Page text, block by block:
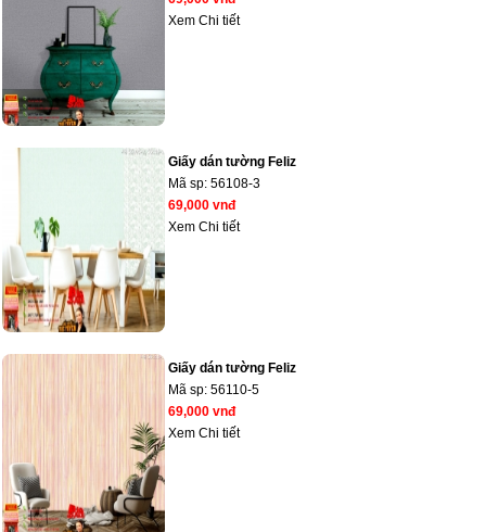
Xem Chi tiết
Giấy dán tường Feliz
Mã sp: 56108-3
69,000 vnđ
Xem Chi tiết
Giấy dán tường Feliz
Mã sp: 56110-5
69,000 vnđ
Xem Chi tiết